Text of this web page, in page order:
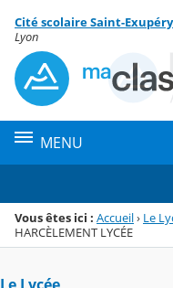
Menu de la rubrique
Contenu
Cité scolaire Saint-Exupéry
Lyon
MENU
Vous êtes ici : Accueil› Le
HARCÈLEMENT LYCÉE
Le Lycée